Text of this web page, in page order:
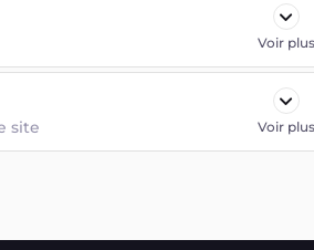
Voir plus
site Voir plus